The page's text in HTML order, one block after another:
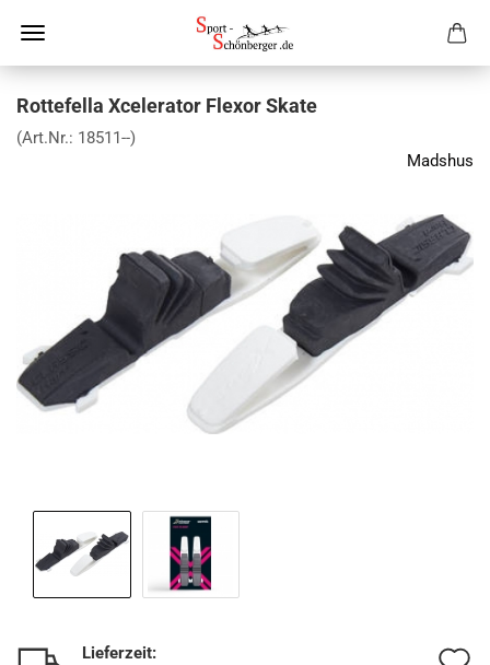
Rottefella Xcelerator Flexor Skate
(Art.Nr.: 18511--)
Madshus
Lieferzeit: